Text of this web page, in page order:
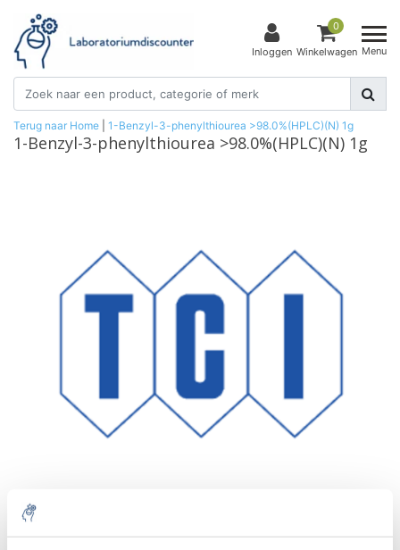
Inloggen
0
Winkelwagen Menu
Terug naar Home 1-Benzyl-3-phenylthiourea >98.0%(HPLC)(N) 1g
1-Benzyl-3-phenylthiourea >98.0%(HPLC)(N) 1g